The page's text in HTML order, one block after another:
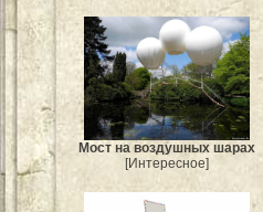
Мост на воздушных шарах
[Интересное]